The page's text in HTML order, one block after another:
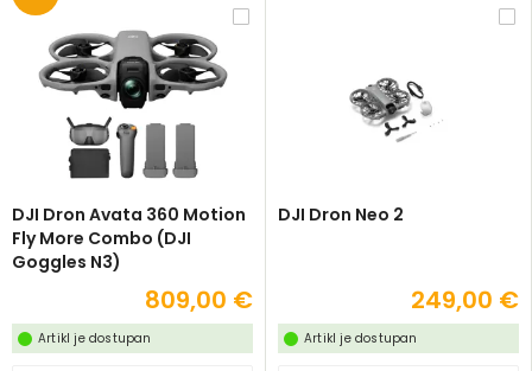
DJI Dron Avata 360 Motion
Fly More Combo (DJI
Goggles N3)
809,00 €
Artikl je dostupan
DJI Dron Neo 2
249,00 €
Artikl je dostupan